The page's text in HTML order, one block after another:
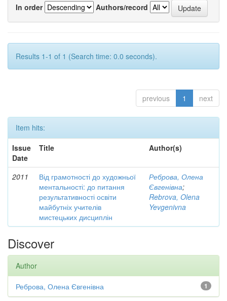
In order
Authors/record
Results 1-1 of 1 (Search time: 0.0 seconds).
previous 1 next
Item hits:
Issue
Date
Title Author(s)
2011
Від грамотності до художньої
ментальності: до питання
результативності освіти
майбутніх учителів
мистецьких дисциплін
Реброва, Олена
Євгенівна;
Rebrova, Olena
Yevgenivna
Discover
Author
1
Реброва, Олена Євгенівна